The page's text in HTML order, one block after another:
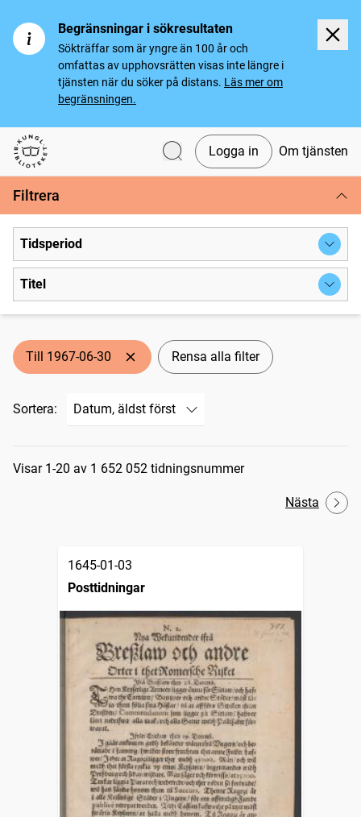
Begränsningar i sökresultaten
Sökträffar som är yngre än 100 år och
omfattas av upphovsrätten visas inte längre i
tjänsten när du söker på distans. Läs mer om
begränsningen.
Svenska tidningar
Logga in Om tjänsten
Filtrera
Tidsperiod
Titel
Till 1967-06-30 Rensa alla filter
Sortera:
Sökresultat
Visar 1-20 av 1 652 052 tidningsnummer
Nästa
1645-01-03
Posttidningar